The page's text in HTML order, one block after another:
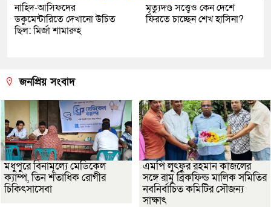
নাহিদ-আসিফদের
ডকুমেন্টারিতে দেখানো উচিত
ছিল: মির্জা শামারুহ
মৃত্যুদণ্ড সত্ত্বেও কেন দেশে
ফিরতে চাচ্ছেন শেখ হাসিনা?
জনপ্রিয় সংবাদ
মধুপুরে বিনামূল্যে মেডিকেল
ক্যাম্প, তিন শতাধিক রোগীর
চিকিৎসাসেবা
এমপি লুৎফুর রহমান কাজলের
সঙ্গে রামু ব্রিকফিল্ড মালিক সমিতির
নবনির্বাচিত কমিটির সৌজন্য
সাক্ষাৎ